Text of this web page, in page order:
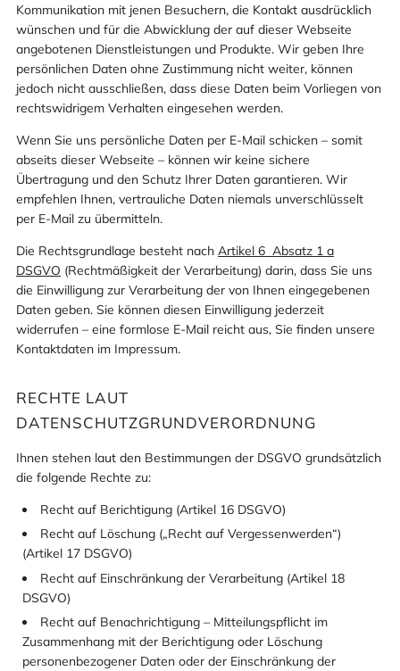
Kommunikation mit jenen Besuchern, die Kontakt ausdrücklich
wünschen und für die Abwicklung der auf dieser Webseite
angebotenen Dienstleistungen und Produkte. Wir geben Ihre
persönlichen Daten ohne Zustimmung nicht weiter, können
jedoch nicht ausschließen, dass diese Daten beim Vorliegen von
rechtswidrigem Verhalten eingesehen werden.
Wenn Sie uns persönliche Daten per E-Mail schicken – somit
abseits dieser Webseite – können wir keine sichere
Übertragung und den Schutz Ihrer Daten garantieren. Wir
empfehlen Ihnen, vertrauliche Daten niemals unverschlüsselt
per E-Mail zu übermitteln.
Die Rechtsgrundlage besteht nach Artikel 6 Absatz 1 a
DSGVO (Rechtmäßigkeit der Verarbeitung) darin, dass Sie uns
die Einwilligung zur Verarbeitung der von Ihnen eingegebenen
Daten geben. Sie können diesen Einwilligung jederzeit
widerrufen – eine formlose E-Mail reicht aus, Sie finden unsere
Kontaktdaten im Impressum.
RECHTE LAUT
DATENSCHUTZGRUNDVERORDNUNG
Ihnen stehen laut den Bestimmungen der DSGVO grundsätzlich
die folgende Rechte zu:
Recht auf Berichtigung (Artikel 16 DSGVO)
Recht auf Löschung („Recht auf Vergessenwerden“)
(Artikel 17 DSGVO)
Recht auf Einschränkung der Verarbeitung (Artikel 18
DSGVO)
Recht auf Benachrichtigung – Mitteilungspflicht im
Zusammenhang mit der Berichtigung oder Löschung
personenbezogener Daten oder der Einschränkung der